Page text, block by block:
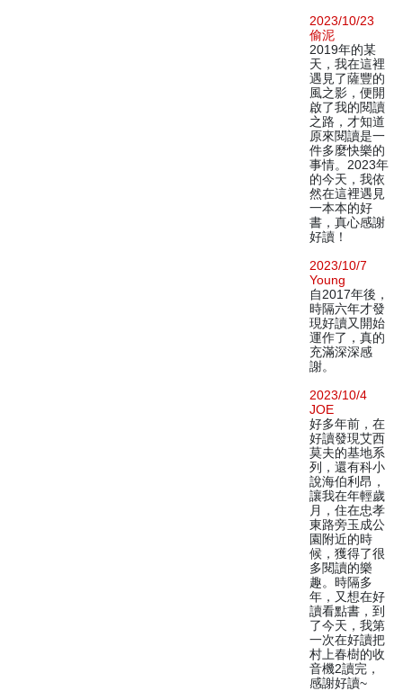
2023/10/23
偷泥
2019年的某
天，我在這裡
遇見了薩豐的
風之影，便開
啟了我的閱讀
之路，才知道
原來閱讀是一
件多麼快樂的
事情。2023年
的今天，我依
然在這裡遇見
一本本的好
書，真心感謝
好讀！
2023/10/7
Young
自2017年後，
時隔六年才發
現好讀又開始
運作了，真的
充滿深深感
謝。
2023/10/4
JOE
好多年前，在
好讀發現艾西
莫夫的基地系
列，還有科小
說海伯利昂，
讓我在年輕歲
月，住在忠孝
東路旁玉成公
園附近的時
候，獲得了很
多閱讀的樂
趣。時隔多
年，又想在好
讀看點書，到
了今天，我第
一次在好讀把
村上春樹的收
音機2讀完，
感謝好讀~